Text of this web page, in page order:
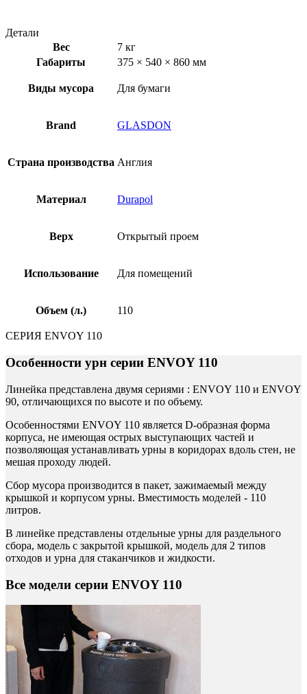
Детали
Вес
7 кг
Габариты
375 × 540 × 860 мм
Виды мусора Для бумаги
Brand GLASDON
Страна производства Англия
Материал Durapol
Верх Открытый проем
Использование Для помещений
Объем (л.) 110
СЕРИЯ ENVOY 110
Особенности урн серии ENVOY 110
Линейка представлена двумя сериями : ENVOY 110 и ENVOY
90, отличающихся по высоте и по объему.
Особенностями ENVOY 110 является D-образная форма
корпуса, не имеющая острых выступающих частей и
позволяющая устанавливать урны в коридорах вдоль стен, не
мешая проходу людей.
Сбор мусора производится в пакет, зажимаемый между
крышкой и корпусом урны. Вместимость моделей - 110
литров.
В линейке представлены отдельные урны для раздельного
сбора, модель с закрытой крышкой, модель для 2 типов
отходов и урна для стаканчиков и жидкости.
Все модели серии ENVOY 110